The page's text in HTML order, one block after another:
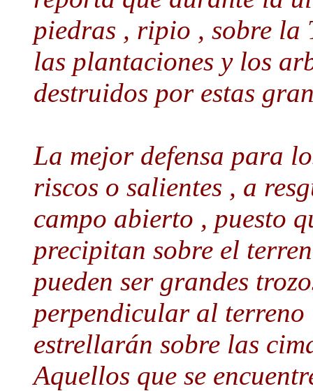
piedras , ripio , sobre la
las plantaciones y los
destruidos por estas
La mejor defensa para
riscos o salientes , a
campo abierto , puesto
precipitan sobre el
pueden ser grandes
perpendicular al
estrellarán sobre las
Aquellos que se